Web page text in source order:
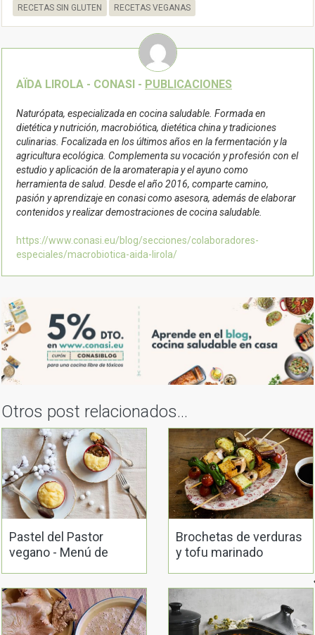
RECETAS SIN GLUTEN RECETAS VEGANAS
AÏDA LIROLA - CONASI - PUBLICACIONES
Naturópata, especializada en cocina saludable. Formada en
dietética y nutrición, macrobiótica, dietética china y tradiciones
culinarias. Focalizada en los últimos años en la fermentación y la
agricultura ecológica. Complementa su vocación y profesión con el
estudio y aplicación de la aromaterapia y el ayuno como
herramienta de salud. Desde el año 2016, comparte camino,
pasión y aprendizaje en conasi como asesora, además de elaborar
contenidos y realizar demostraciones de cocina saludable.
https://www.conasi.eu/blog/secciones/colaboradores-
especiales/macrobiotica-aida-lirola/
Otros post relacionados...
Pastel del Pastor
vegano - Menú de
Brochetas de verduras
y tofu marinado